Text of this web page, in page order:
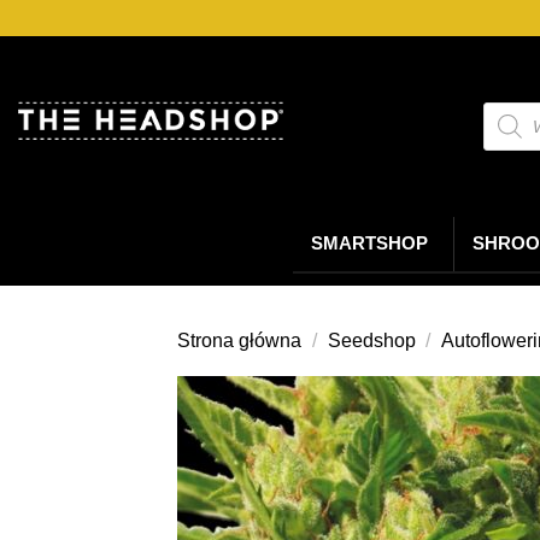
SMARTSHOP
Strona główna / Seedshop /